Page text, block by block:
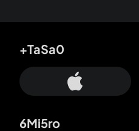
+TaSa0
6Mi5ro